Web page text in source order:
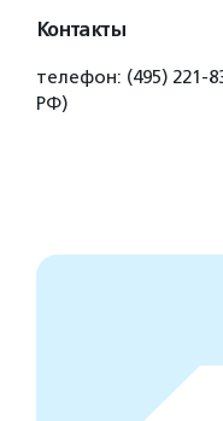
Контакты
телефон: (495) 221-
РФ)